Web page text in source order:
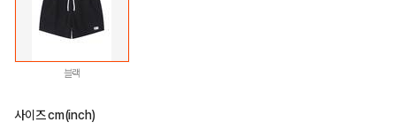
블랙
사이즈 cm(inch)